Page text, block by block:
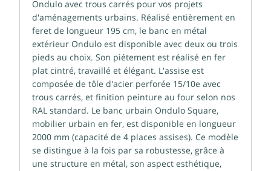
Ondulo avec trous carrés pour vos projets
d'aménagements urbains. Réalisé entièrement en
feret de longueur 195 cm, le banc en métal
extérieur Ondulo est disponible avec deux ou trois
pieds au choix. Son piétement est réalisé en fer
plat cintré, travaillé et élégant. L'assise est
composée de tôle d'acier perforée 15/10e avec
trous carrés, et finition peinture au four selon nos
RAL standard. Le banc urbain Ondulo Square,
mobilier urbain en fer, est disponible en longueur
2000 mm (capacité de 4 places assises). Ce modèle
se distingue à la fois par sa robustesse, grâce à
une structure en métal, son aspect esthétique,